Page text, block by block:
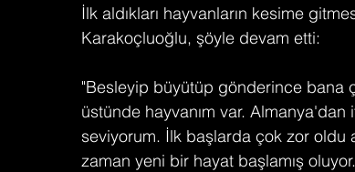
İlk aldıkları hayvanların kesime
Karakoçluoğlu, şöyle devam etti:
"Besleyip büyütüp gönderince bana
üstünde hayvanım var. Almanya'dan
seviyorum. İlk başlarda çok zor
zaman yeni bir hayat başlamış